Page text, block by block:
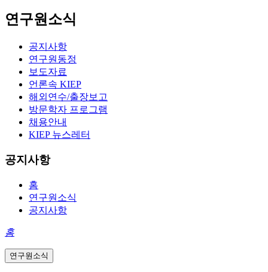
연구원소식
공지사항
연구원동정
보도자료
언론속 KIEP
해외연수/출장보고
방문학자 프로그램
채용안내
KIEP 뉴스레터
공지사항
홈
연구원소식
공지사항
홈
연구원소식